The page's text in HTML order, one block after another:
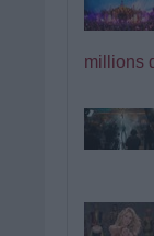
millions